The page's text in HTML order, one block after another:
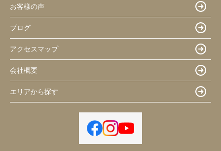
お客様の声
ブログ
アクセスマップ
会社概要
エリアから探す